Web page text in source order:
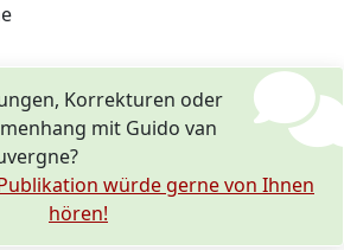
Korrekturen oder
mit Guido van
würde gerne von Ihnen
hören!